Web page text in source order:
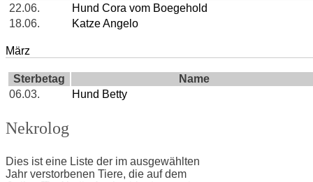
22.06.
Hund Cora vom Boegehold
18.06.
Katze Angelo
März
Sterbetag
Name
06.03.
Hund Betty
Nekrolog
Dies ist eine Liste der im ausgewählten
Jahr verstorbenen Tiere, die auf dem